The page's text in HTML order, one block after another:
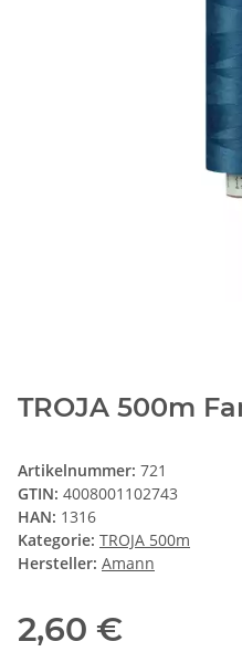
TROJA 500m
Artikelnummer: 721
GTIN: 4008001102743
HAN: 1316
Kategorie: TROJA 500m
Hersteller: Amann
2,60 €